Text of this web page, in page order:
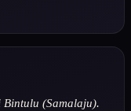
(Samalaju).